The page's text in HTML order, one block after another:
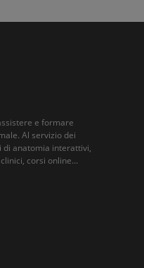
e formare
Al servizio dei
anatomia interattivi,
corsi online...